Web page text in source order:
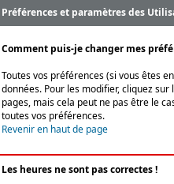
Préférences et paramètres des
Comment puis-je changer mes
Toutes vos préférences (si vous êtes
données. Pour les modifier, cliquez sur
pages, mais cela peut ne pas être le
toutes vos préférences.
Revenir en haut de page
Les heures ne sont pas correctes !